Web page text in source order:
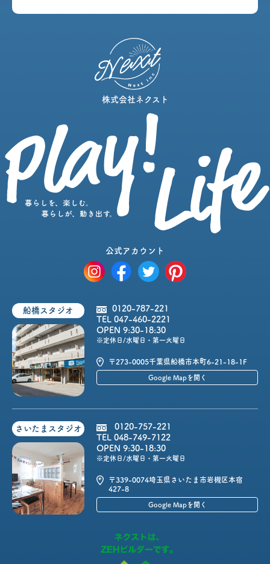
株式会社ネクスト
公式アカウント
船橋スタジオ
0120-787-221
TEL 047-460-2221
OPEN 9:30-18:30
※定休日/水曜日・第一火曜日
〒273-0005千葉県船橋市本町6-21-18-1F
Google Mapを開く
さいたまスタジオ
0120-757-221
TEL 048-749-7122
OPEN 9:30-18:30
※定休日/水曜日・第一火曜日
〒339-0074埼玉県さいたま市岩槻区本宿
427-8
Google Mapを開く